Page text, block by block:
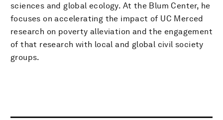
sciences and global ecology. At the Blum Center, he
focuses on accelerating the impact of UC Merced
research on poverty alleviation and the engagement
of that research with local and global civil society
groups.